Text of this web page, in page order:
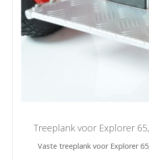
Treeplank voor Explorer
Vaste treeplank voor Explorer